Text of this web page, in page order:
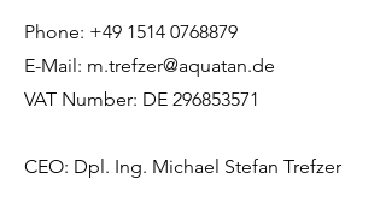
Phone: +49 1514 0768879
E-Mail: m.trefzer@aquatan.de
VAT Number: DE 296853571
CEO: Dpl. Ing. Michael Stefan Trefzer